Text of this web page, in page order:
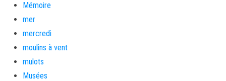
Mémoire
mer
mercredi
moulins à vent
mulots
Musées